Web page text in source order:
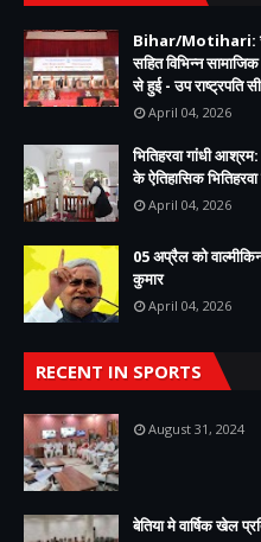
Bihar/Motihari:
सहित विभिन्न
से हुई - उप राष्ट्रपति
April 04, 2026
भितिहरवा गांधी
के ऐतिहासिक
April 04, 2026
05 अप्रैल को
कुमार
April 04, 2026
RECENT IN SPORTS
August 31, 2024
बेतिया मे वार्षिक खेल